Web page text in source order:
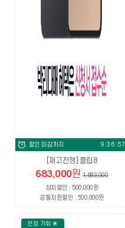
할인 마감까지 9:36:56
[재고전쟁] 플립8
683,000원 1,683,000
성지할인 : 500,000원
공통지원할인 : 500,000원
한정 기회 🌟